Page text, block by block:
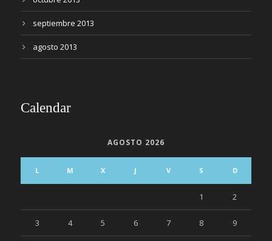
septiembre 2013
agosto 2013
Calendar
AGOSTO 2026
L M X J V S D
1 2
3 4 5 6 7 8 9